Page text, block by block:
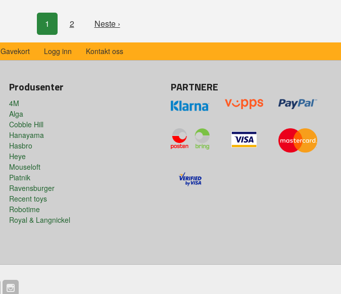
1 2 Neste ›
Gavekort Logg inn Kontakt oss
Produsenter
4M
Alga
Cobble Hill
Hanayama
Hasbro
Heye
Mouseloft
Piatnik
Ravensburger
Recent toys
Robotime
Royal & Langnickel
PARTNERE